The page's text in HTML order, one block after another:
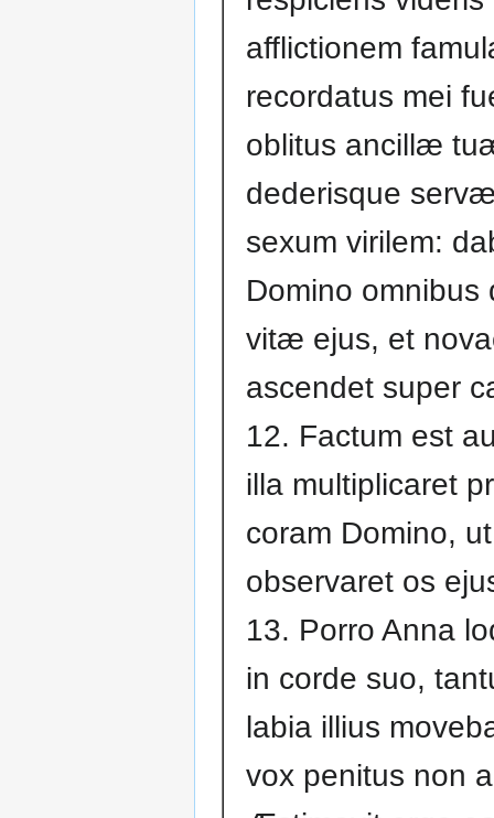
afflictionem
recordatus mei
oblitus ancillæ
dederisque
sexum virilem:
Domino omnibus
vitæ ejus, et
ascendet super
12. Factum est
illa multiplicaret
coram Domino,
observaret os
13. Porro Anna
in corde suo,
labia illius
vox penitus non